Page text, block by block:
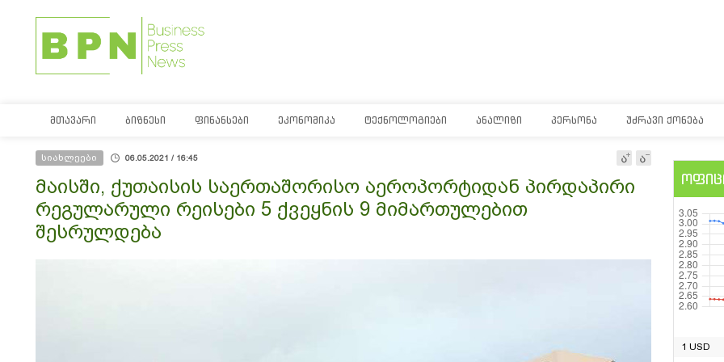
ᲛᲗᲐᲕᲐᲠᲘ ᲑᲘᲖᲜᲔᲡᲘ ᲤᲘᲜᲐᲜᲡᲔᲑᲘ ᲔᲙᲝᲜᲝᲛᲘᲙᲐ ᲢᲔᲥᲜᲝᲚᲝᲒᲘᲔᲑᲘ ᲐᲜᲐᲚᲘᲖᲘ ᲞᲔᲠᲡᲝᲜᲐ ᲣᲫᲠᲐᲕᲘ ᲥᲝᲜᲔᲑᲐ
სიახლეები 06.05.2021 / 16:45
მაისში, ქუთაისის საერთაშორისო აეროპორტიდან პირდაპირი
რეგულარული რეისები 5 ქვეყნის 9 მიმართულებით
შესრულდება
1 USD